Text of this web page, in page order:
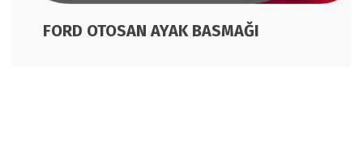
FORD OTOSAN AYAK BASMAĞI